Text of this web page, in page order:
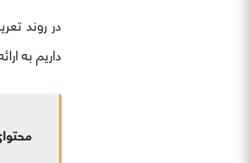
در روند
داریم به